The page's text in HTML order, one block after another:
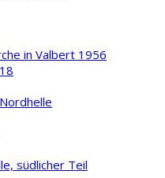
in Valbert 1956
südlicher Teil